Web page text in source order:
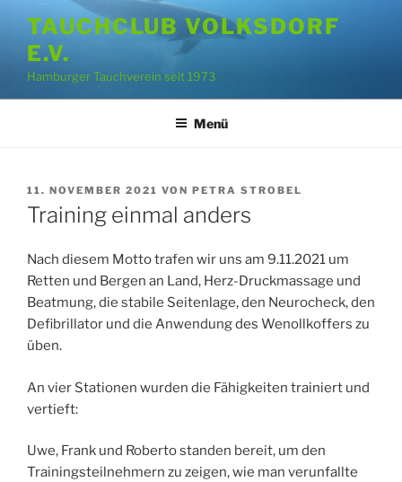
Inhalt
springen
TAUCHCLUB VOLKSDORF
E.V.
Hamburger Tauchverein seit 1973
Menü
VERÖFFENTLICHT
AM
11. NOVEMBER 2021 VON PETRA STROBEL
Training einmal anders
Nach diesem Motto trafen wir uns am 9.11.2021 um
Retten und Bergen an Land, Herz-Druckmassage und
Beatmung, die stabile Seitenlage, den Neurocheck, den
Defibrillator und die Anwendung des Wenollkoffers zu
üben.
An vier Stationen wurden die Fähigkeiten trainiert und
vertieft:
Uwe, Frank und Roberto standen bereit, um den
Trainingsteilnehmern zu zeigen, wie man verunfallte